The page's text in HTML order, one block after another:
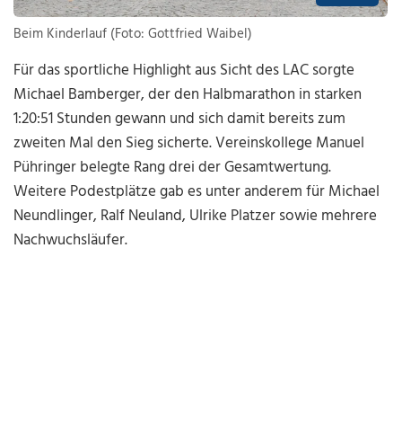
Beim Kinderlauf (Foto: Gottfried Waibel)
Für das sportliche Highlight aus Sicht des LAC sorgte
Michael Bamberger, der den Halbmarathon in starken
1:20:51 Stunden gewann und sich damit bereits zum
zweiten Mal den Sieg sicherte. Vereinskollege Manuel
Pühringer belegte Rang drei der Gesamtwertung.
Weitere Podestplätze gab es unter anderem für Michael
Neundlinger, Ralf Neuland, Ulrike Platzer sowie mehrere
Nachwuchsläufer.